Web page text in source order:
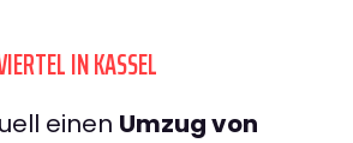
IN KASSEL
einen Umzug von